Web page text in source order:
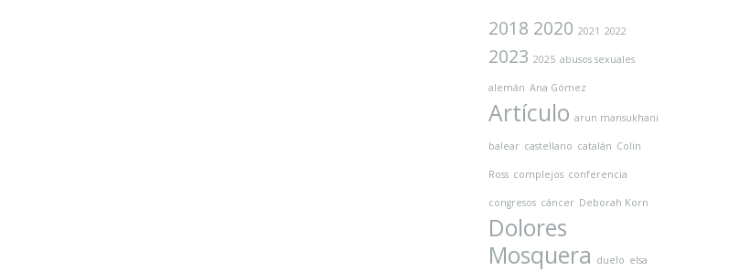
2018 2020 2021 2022
2023 2025 abusos sexuales
alemán Ana Gómez
Artículo arun mansukhani
balear castellano catalán Colin
Ross complejos conferencia
congresos cáncer Deborah Korn
Dolores
Mosquera duelo elsa